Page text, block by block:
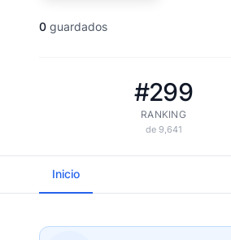
0 guardados
#299
RANKING
de 9,641
Inicio